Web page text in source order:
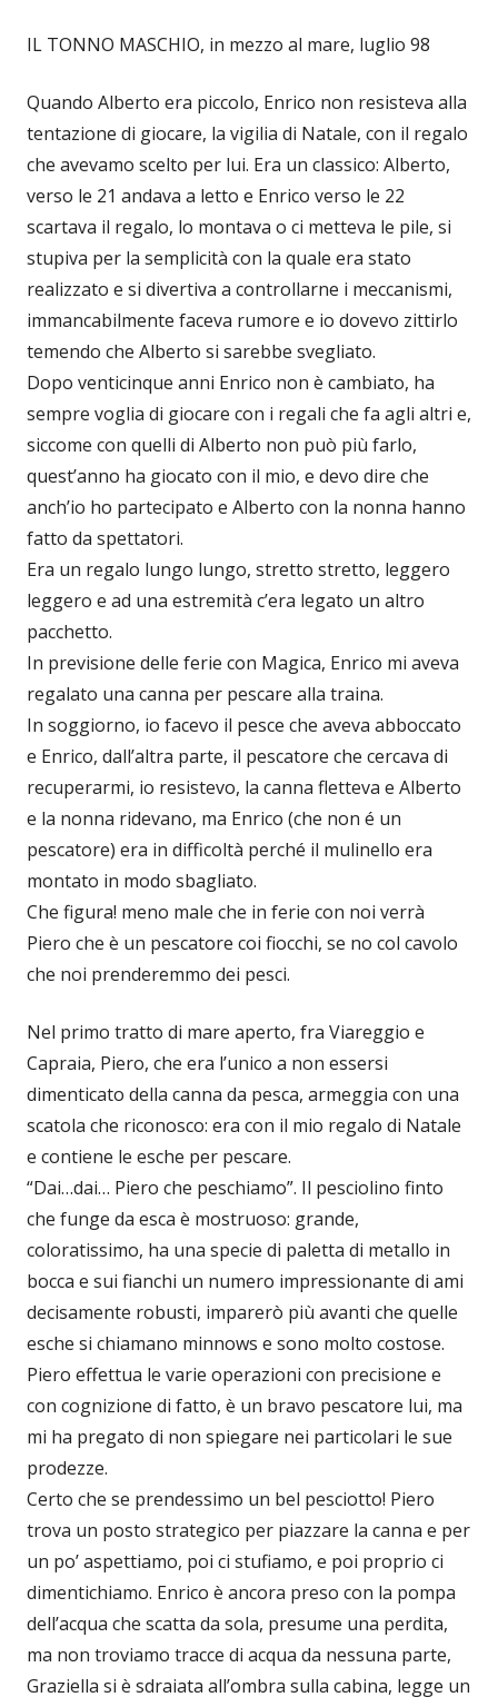
IL TONNO MASCHIO, in mezzo al mare, luglio 98
Quando Alberto era piccolo, Enrico non resisteva alla
tentazione di giocare, la vigilia di Natale, con il regalo
che avevamo scelto per lui. Era un classico: Alberto,
verso le 21 andava a letto e Enrico verso le 22
scartava il regalo, lo montava o ci metteva le pile, si
stupiva per la semplicità con la quale era stato
realizzato e si divertiva a controllarne i meccanismi,
immancabilmente faceva rumore e io dovevo zittirlo
temendo che Alberto si sarebbe svegliato.
Dopo venticinque anni Enrico non è cambiato, ha
sempre voglia di giocare con i regali che fa agli altri e,
siccome con quelli di Alberto non può più farlo,
quest’anno ha giocato con il mio, e devo dire che
anch’io ho partecipato e Alberto con la nonna hanno
fatto da spettatori.
Era un regalo lungo lungo, stretto stretto, leggero
leggero e ad una estremità c’era legato un altro
pacchetto.
In previsione delle ferie con Magica, Enrico mi aveva
regalato una canna per pescare alla traina.
In soggiorno, io facevo il pesce che aveva abboccato
e Enrico, dall’altra parte, il pescatore che cercava di
recuperarmi, io resistevo, la canna fletteva e Alberto
e la nonna ridevano, ma Enrico (che non é un
pescatore) era in difficoltà perché il mulinello era
montato in modo sbagliato.
Che figura! meno male che in ferie con noi verrà
Piero che è un pescatore coi fiocchi, se no col cavolo
che noi prenderemmo dei pesci.
Nel primo tratto di mare aperto, fra Viareggio e
Capraia, Piero, che era l’unico a non essersi
dimenticato della canna da pesca, armeggia con una
scatola che riconosco: era con il mio regalo di Natale
e contiene le esche per pescare.
“Dai…dai… Piero che peschiamo”. Il pesciolino finto
che funge da esca è mostruoso: grande,
coloratissimo, ha una specie di paletta di metallo in
bocca e sui fianchi un numero impressionante di ami
decisamente robusti, imparerò più avanti che quelle
esche si chiamano minnows e sono molto costose.
Piero effettua le varie operazioni con precisione e
con cognizione di fatto, è un bravo pescatore lui, ma
mi ha pregato di non spiegare nei particolari le sue
prodezze.
Certo che se prendessimo un bel pesciotto! Piero
trova un posto strategico per piazzare la canna e per
un po’ aspettiamo, poi ci stufiamo, e poi proprio ci
dimentichiamo. Enrico è ancora preso con la pompa
dell’acqua che scatta da sola, presume una perdita,
ma non troviamo tracce di acqua da nessuna parte,
Graziella si è sdraiata all’ombra sulla cabina, legge un